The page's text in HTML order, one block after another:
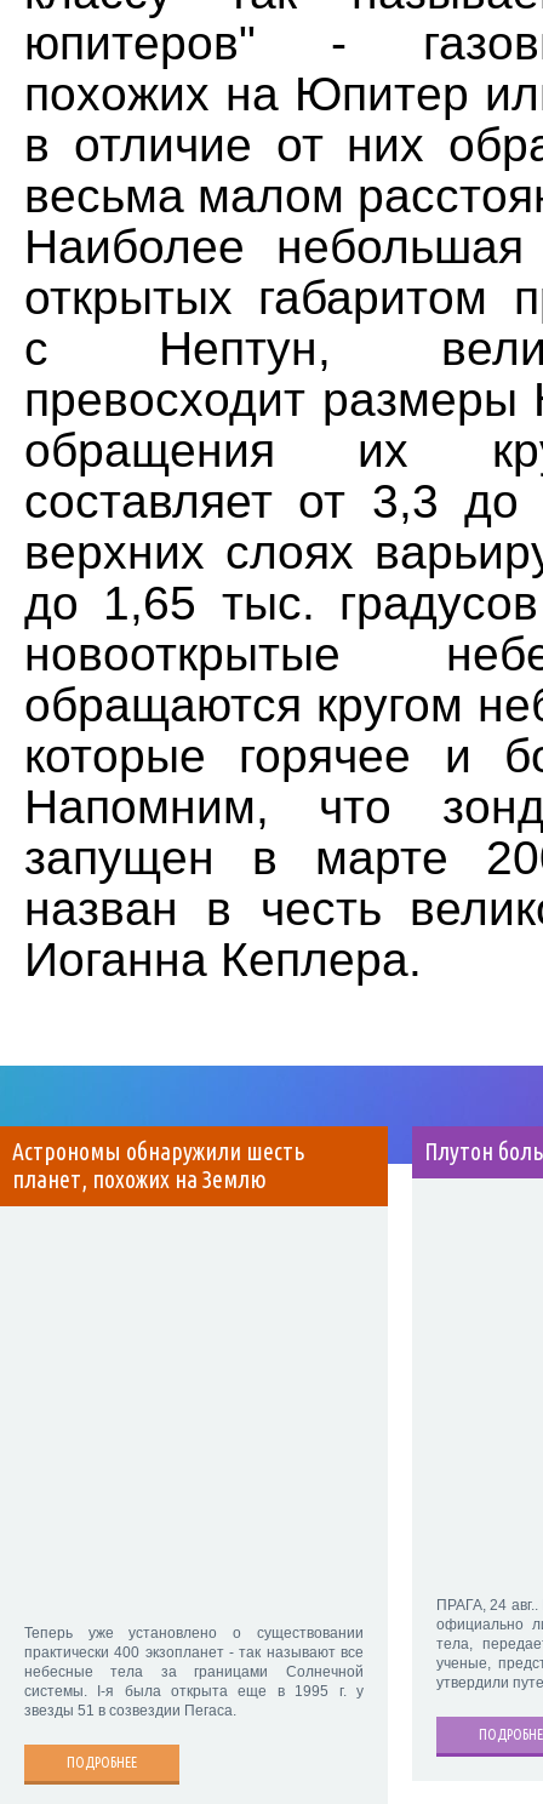
юпитеров" -
похожих на Юпитер
в отличие от них
весьма малом
Наиболее
открытых габаритом
с Нептун,
превосходит
обращения их
составляет от 3,3
верхних слоях
до 1,65 тыс.
новооткрытые
обращаются кругом
которые горячее и
Напомним, что
запущен в марте
назван в честь
Иоганна Кеплера.
Астрономы обнаружили шесть
планет, похожих на Землю
Теперь уже установлено о существовании
практически 400 экзопланет - так называют все
небесные тела за границами Солнечной
системы. I-я была открыта еще в 1995 г. у
звезды 51 в созвездии Пегаса.
ПОДРОБНЕЕ
Плутон
ПРАГА, 24
официально
тела,
ученые,
утвердили